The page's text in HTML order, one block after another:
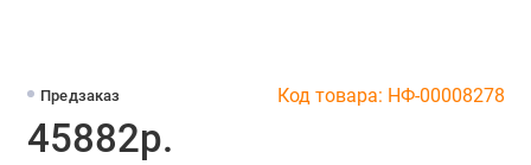
Предзаказ Код товара: НФ-00008278
45882р.